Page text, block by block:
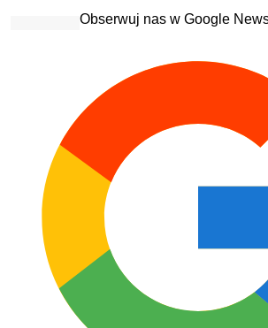
Obserwuj nas w Google